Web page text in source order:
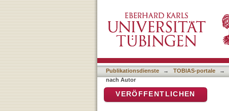
Publikationsdienste → TOBIAS-portale →
nach Autor
VERÖFFENTLICHEN